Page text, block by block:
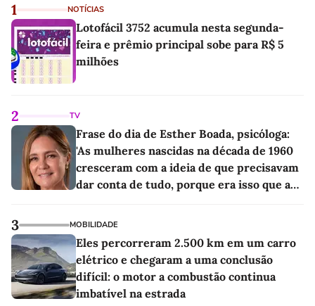
1 NOTÍCIAS
Lotofácil 3752 acumula nesta segunda-
feira e prêmio principal sobe para R$ 5
milhões
2 TV
Frase do dia de Esther Boada, psicóloga:
'As mulheres nascidas na década de 1960
cresceram com a ideia de que precisavam
dar conta de tudo, porque era isso que a
3 MOBILIDADE
Eles percorreram 2.500 km em um carro
elétrico e chegaram a uma conclusão
difícil: o motor a combustão continua
imbatível na estrada